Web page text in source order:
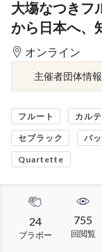
大塲なつきフ
から日本へ、
オンライン
主催者団体情報
フルート カル
セブラック バ
Quartette
24
ブラボー
755
回閲覧